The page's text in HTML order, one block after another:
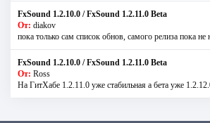
FxSound 1.2.10.0 / FxSound 1.2.11.0 Beta
От: diakov
пока только сам список обнов, самого релиза пока не
FxSound 1.2.10.0 / FxSound 1.2.11.0 Beta
От: Ross
На ГитХабе 1.2.11.0 уже стабильная а бета уже